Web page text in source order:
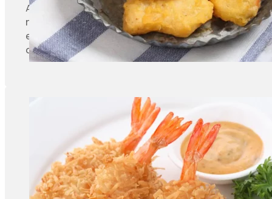
A fritadeira contínua é utilizada principalmente
no forno contínuo para continuar a cozinhar o
em espiral é que pode dar uma bela cor
do nugget.